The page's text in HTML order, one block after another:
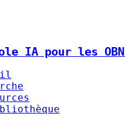
IA pour les